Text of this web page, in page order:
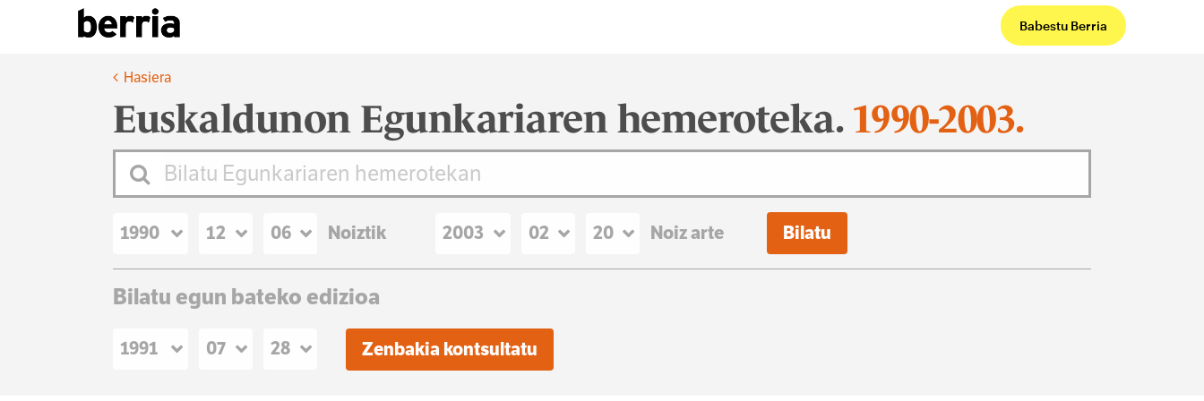
Babestu Berria
Hasiera
Euskaldunon Egunkariaren hemeroteka. 1990-2003.
Noiztik Noiz arte
Bilatu egun bateko edizioa